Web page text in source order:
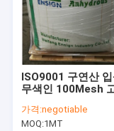
ISO9001 구연산
무색인 100Mesh
가격:negotiable
MOQ:1MT